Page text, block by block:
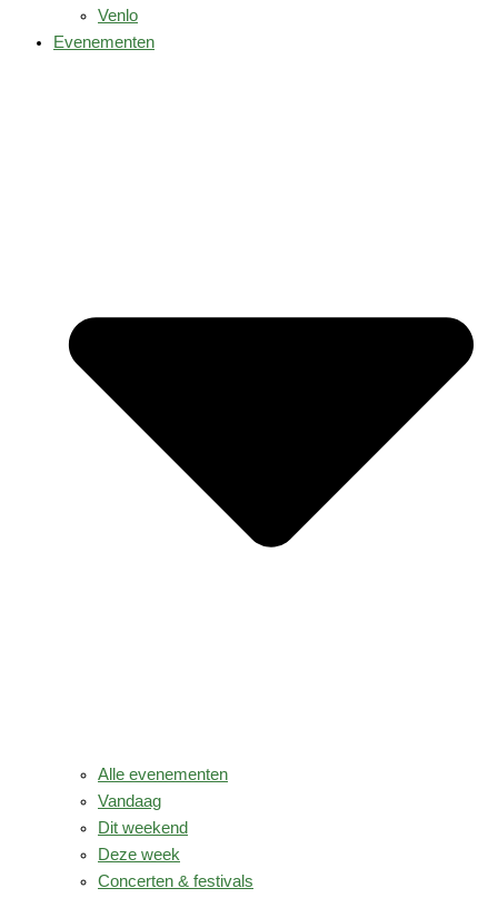
Venlo
Evenementen
Alle evenementen
Vandaag
Dit weekend
Deze week
Concerten & festivals